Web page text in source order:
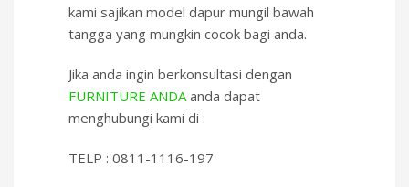
kami sajikan model dapur mungil bawah
tangga yang mungkin cocok bagi anda.
Jika anda ingin berkonsultasi dengan
FURNITURE ANDA anda dapat
menghubungi kami di :
TELP : 0811-1116-197